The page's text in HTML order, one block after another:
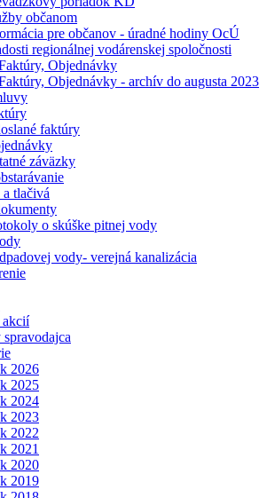
občanom
pre občanov - úradné hodiny OcÚ
regionálnej vodárenskej spoločnosti
Objednávky
Objednávky - archív do augusta 2023
faktúry
záväzky
tlačivá
o skúške pitnej vody
vody- verejná kanalizácia
akcií
2026
2025
2024
2023
2022
2021
2020
2019